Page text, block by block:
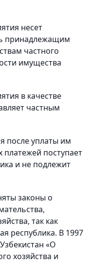
несет
принадлежащим
частного
имущества
в качестве
частным
после уплаты им
платежей поступает
и не подлежит
законы о
так как
республика. В 1997
«О
хозяйства и